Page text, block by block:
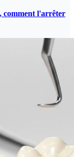
comment l'arrêter